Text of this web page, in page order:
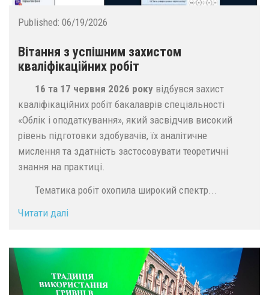
Published: 06/19/2026
Вітання з успішним захистом
кваліфікаційних робіт
16 та 17 червня 2026 року відбувся захист
кваліфікаційних робіт бакалаврів спеціальності
«Облік і оподаткування», який засвідчив високий
рівень підготовки здобувачів, їх аналітичне
мислення та здатність застосовувати теоретичні
знання на практиці.
Тематика робіт охопила широкий спектр...
Читати далі